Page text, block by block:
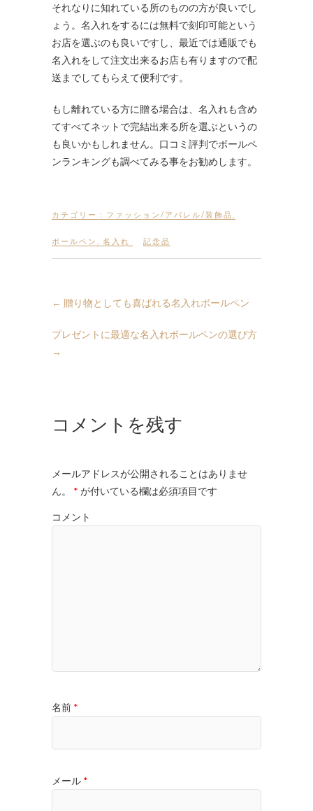
それなりに知れている所のものの方が良いでし
ょう。名入れをするには無料で刻印可能という
お店を選ぶのも良いですし、最近では通販でも
名入れをして注文出来るお店も有りますので配
送までしてもらえて便利です。
もし離れている方に贈る場合は、名入れも含め
てすべてネットで完結出来る所を選ぶというの
も良いかもしれません。口コミ評判でボールペ
ンランキングも調べてみる事をお勧めします。
カテゴリー : ファッション/アパレル/装飾品
ボールペン 名入れ 記念品
← 贈り物としても喜ばれる名入れボールペン
プレゼントに最適な名入れボールペンの選び方
→
コメントを残す
メールアドレスが公開されることはありませ
ん。
* が付いている欄は必須項目です
コメント
名前 *
メール *